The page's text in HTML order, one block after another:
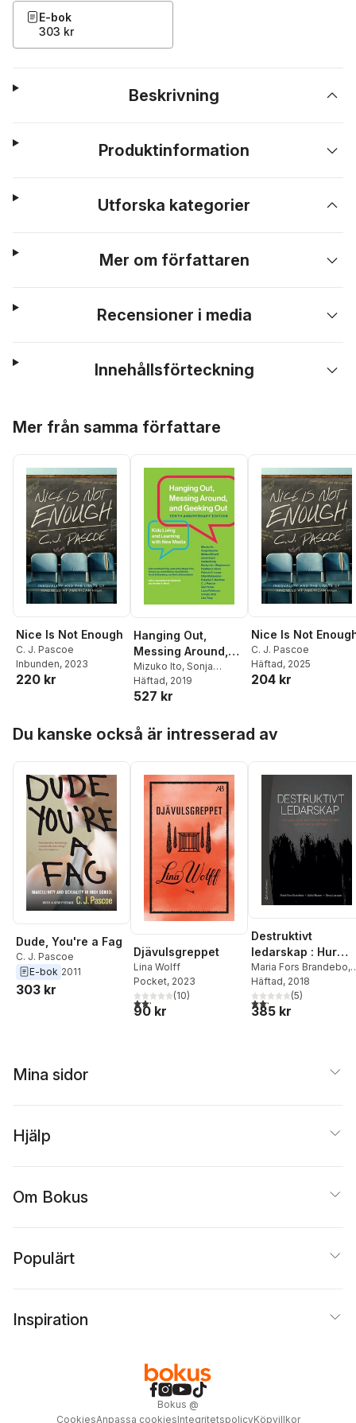
E-bok
303 kr
Beskrivning
Produktinformation
Utforska kategorier
Mer om författaren
Recensioner i media
Innehållsförteckning
Mer från samma författare
Nice Is Not Enough
C. J. Pascoe
Inbunden, 2023
220 kr
Hanging Out,
Messing Around,
and Geeking Out
Mizuko Ito, Sonja
Baumer ,Matteo Bittanti
danah boyd
Horst, Patricia G. Lange,
Katynka Z. Martínez,C.
J. Pascoe,Dan Perkel
Laura Robinson
Christo
Sims,Lisa Tripp
Häftad, 2019
527 kr
Nice Is Not
C. J. Pascoe
Häftad, 2025
204 kr
Du kanske också är intresserad av
Dude, You're a Fag
C. J. Pascoe
E-bok 2011
303 kr
Djävulsgreppet
Lina Wolff
Pocket, 2023
2,2utav 5 stjärnor. Totalt antal röster:
(10)
90 kr
Destruktivt
ledarskap : Hur
uppkommer det?
Vilka effekter får
det? Vad kan man
göra åt det?
Maria Fors Brandebo,
Sofia Nilsson
Larsson
Häftad, 2018
2,2utav 5 stjärnor.
(5)
385 kr
Mina sidor
Hjälp
Om Bokus
Populärt
Inspiration
Bokus @
CookiesAnpassa cookiesIntegritetspolicyKöpvillkor